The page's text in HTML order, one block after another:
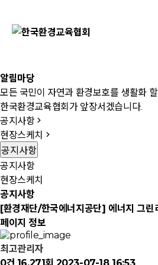
알림마당
모든 국민이 자연과 환경보호를 생활화
한국환경교육협회가 앞장서겠습니다.
공지사항
현장스케치
공지사항
공지사항
현장스케치
공지사항
[환경재단/한국에너지공단] 에너지 그린
페이지 정보
최고관리자